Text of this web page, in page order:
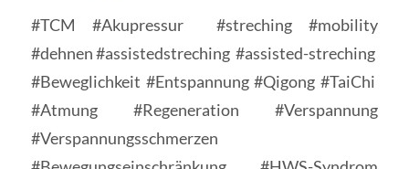
#TCM #Akupressur
#streching #mobility
#dehnen #assistedstreching #assisted-streching
#Beweglichkeit #Entspannung #Qigong #TaiChi
#Atmung #Regeneration #Verspannung
#Verspannungsschmerzen